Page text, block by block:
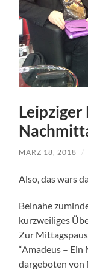
Leipziger
MÄRZ 18, 2018 /
Also, das wars
Beinahe
kurzweiliges
Zur
“Amadeus –
dargeboten von